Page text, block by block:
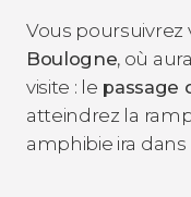
Vous
Boulogne, où
visite : le passage
atteindrez la
amphibie ira dans